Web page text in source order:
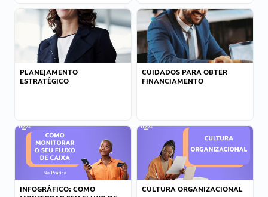
PLANEJAMENTO
ESTRATÉGICO
CUIDADOS PARA OBTER
FINANCIAMENTO
INFOGRÁFICO: COMO
CULTURA ORGANIZACIONAL